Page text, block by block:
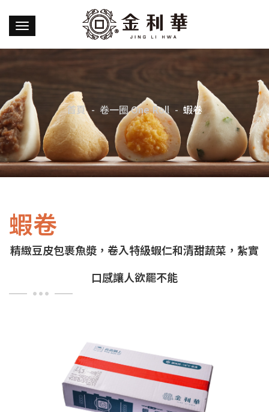
首頁 卷一圈 One Roll 蝦卷
蝦卷
精緻豆皮包裹魚漿，卷入特級蝦仁和清甜蔬菜，紮實
口感讓人欲罷不能